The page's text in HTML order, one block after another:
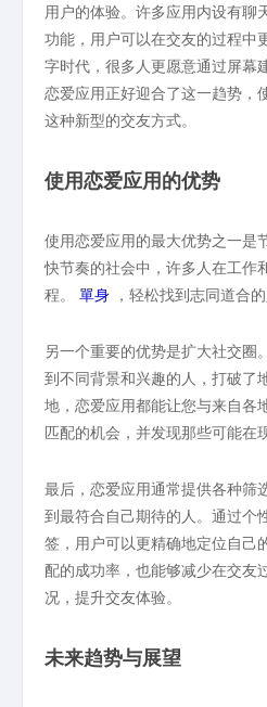
用户的体验。许多应用内设有聊
功能，用户可以在交友的过程中
字时代，很多人更愿意通过屏幕
恋爱应用正好迎合了这一趋势，
这种新型的交友方式。
使用恋爱应用的优势
使用恋爱应用的最大优势之一是
快节奏的社会中，许多人在工作
程。 單身 ，轻松找到志同道合的
另一个重要的优势是扩大社交圈
到不同背景和兴趣的人，打破了
地，恋爱应用都能让您与来自各
匹配的机会，并发现那些可能在
最后，恋爱应用通常提供各种筛
到最符合自己期待的人。通过个
签，用户可以更精确地定位自己
配的成功率，也能够减少在交友
况，提升交友体验。
未来趋势与展望